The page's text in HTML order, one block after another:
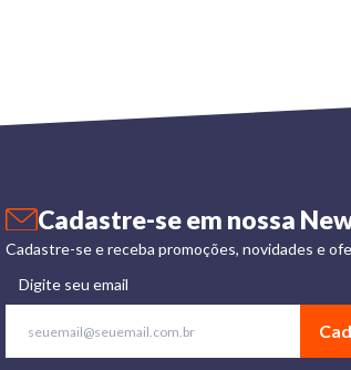
Cadastre-se em nossa
Cadastre-se e receba promoções, novidades e
Digite seu email